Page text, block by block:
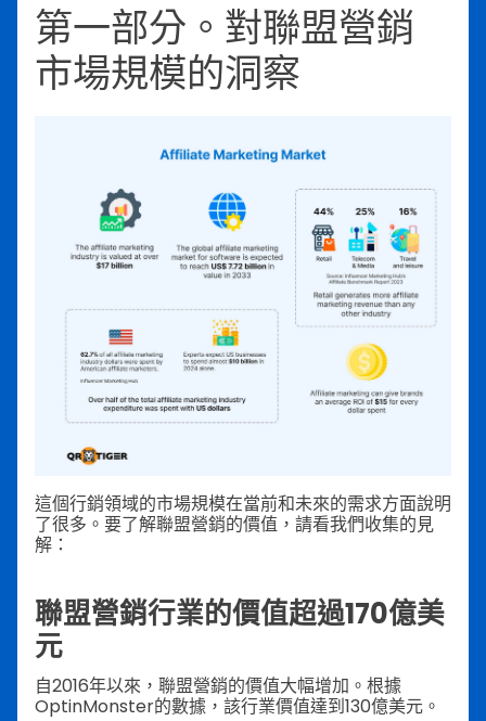
第一部分。對聯盟營銷
市場規模的洞察
這個行銷領域的市場規模在當前和未來的需求方面說明
了很多。要了解聯盟營銷的價值，請看我們收集的見
解：
聯盟營銷行業的價值超過170億美
元
自2016年以來，聯盟營銷的價值大幅增加。根據
OptinMonster的數據，該行業價值達到130億美元。